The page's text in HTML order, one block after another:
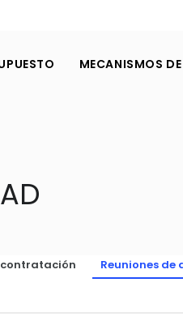
MECANISMOS
contratación
Reuniones